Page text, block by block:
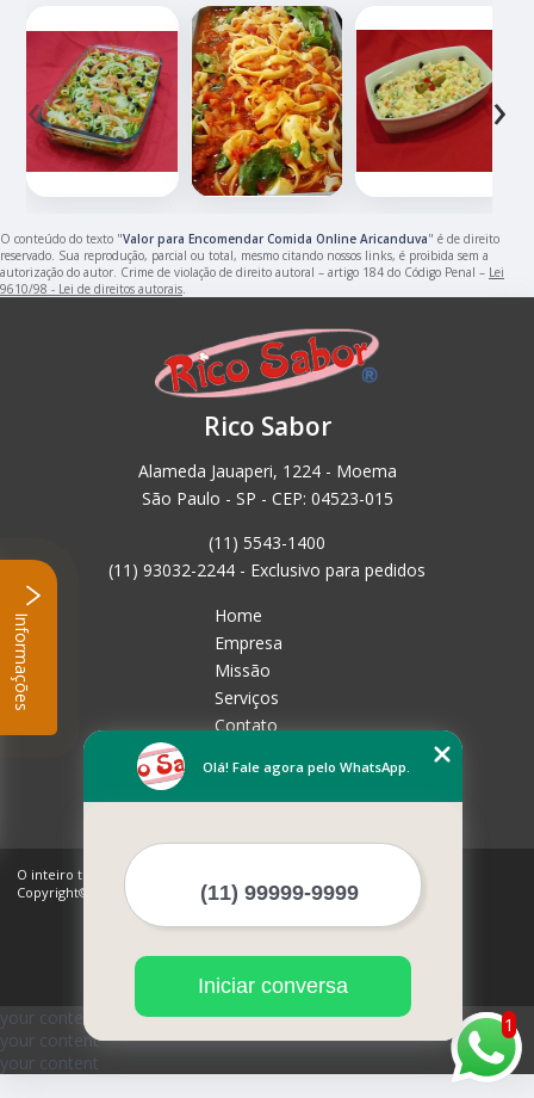
‹ ›
O conteúdo do texto "Valor para Encomendar Comida Online Aricanduva" é de direito
reservado. Sua reprodução, parcial ou total, mesmo citando nossos links, é proibida sem a
autorização do autor. Crime de violação de direito autoral – artigo 184 do Código Penal – Lei
9610/98 - Lei de direitos autorais.
Rico Sabor
Alameda Jauaperi, 1224 - Moema
São Paulo - SP - CEP: 04523-015
(11) 5543-1400
(11) 93032-2244 - Exclusivo para pedidos
Home
Empresa
Missão
Serviços
Contato
Mais Serviços
O inteiro teor deste site está sujeito à proteção de direitos autorais.
Copyright© Rico Sabor (Lei 9610 de 19/02/1998)
1
Olá! Fale agora pelo WhatsApp.
Iniciar conversa
your content
your content
your content
Informações